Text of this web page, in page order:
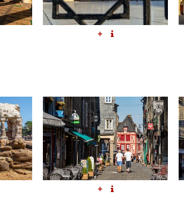
+
+